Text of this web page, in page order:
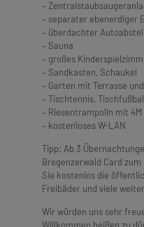
–
– separater ebenerdiger
– überdachter
– Sauna
– großes
– Sandkasten, Schaukel
– Garten mit Terrasse
– Tischtennis,
– Riesentrampolin mit
– kostenloses W-LAN
Tipp: Ab 3
Bregenzerwald Card
Sie kostenlos die
Freibäder und viele
Wir würden uns sehr